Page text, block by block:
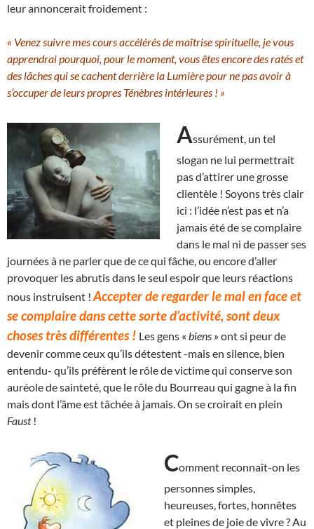
leur annoncerait froidement :
« Venez suivre mes cours accélérés de maîtrise spirituelle, je vous
apprendrai pourquoi, pour le moment, vous êtes encore des ratés et
des lâches qui se cachent derrière la Lumière pour ne pas avoir à
s’occuper de leurs propres Ténèbres intérieures ! »
Assurément, un tel
slogan ne lui permettrait
pas d’attirer une grosse
clientèle ! Soyons très clair
ici : l’idée n’est pas et n’a
jamais été de se complaire
dans le mal ni de passer ses
journées à ne parler que de ce qui fâche, ou encore d’aller
provoquer les abrutis dans le seul espoir que leurs réactions
nous instruisent ! Accepter de regarder le mal en face et
se complaire dans cette sorte d’activité, sont deux
choses très différentes ! Les gens « biens » ont si peur de
devenir comme ceux qu’ils détestent -mais en silence, bien
entendu- qu’ils préfèrent le rôle de victime qui conserve son
auréole de sainteté, que le rôle du Bourreau qui gagne à la fin
mais dont l’âme est tâchée à jamais. On se croirait en plein
Faust!
Comment reconnaît-on les
personnes simples,
heureuses, fortes, honnêtes
et pleines de joie de vivre ? Au